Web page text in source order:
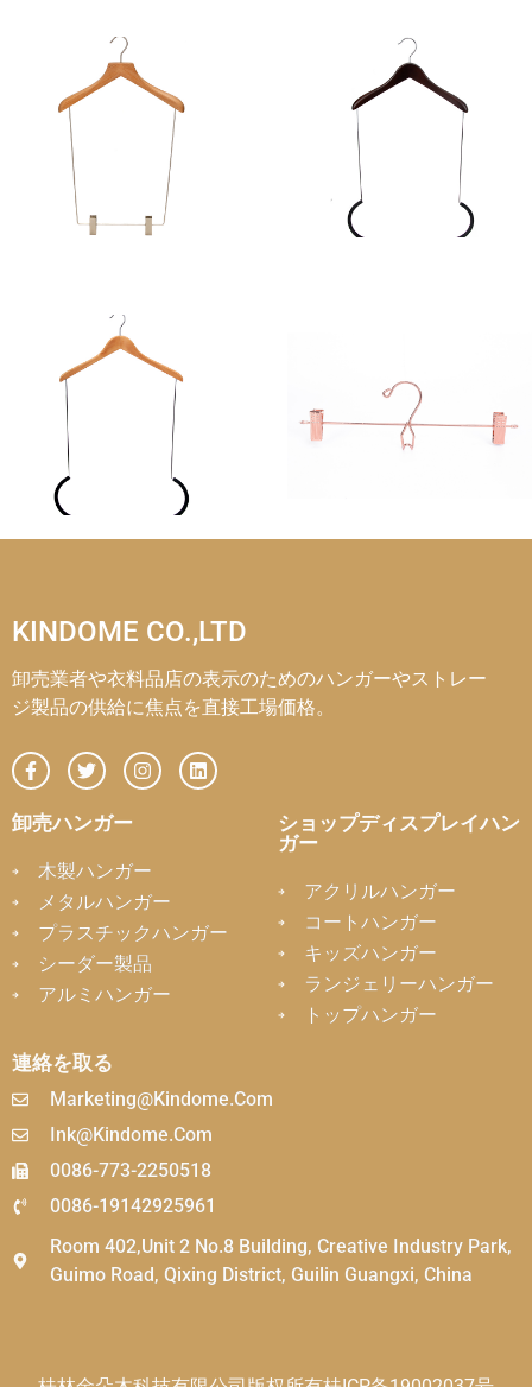
KINDOME CO.,LTD
卸売業者や衣料品店の表示のためのハンガーやストレー
ジ製品の供給に焦点を直接工場価格。
卸売ハンガー
木製ハンガー
メタルハンガー
プラスチックハンガー
シーダー製品
アルミハンガー
ショップディスプレイハン
ガー
アクリルハンガー
コートハンガー
キッズハンガー
ランジェリーハンガー
トップハンガー
連絡を取る
Marketing@kindome.com
Ink@kindome.com
0086-773-2250518
0086-19142925961
Room 402,Unit 2 No.8 Building, Creative Industry Park,
Guimo Road, Qixing District, Guilin Guangxi, China